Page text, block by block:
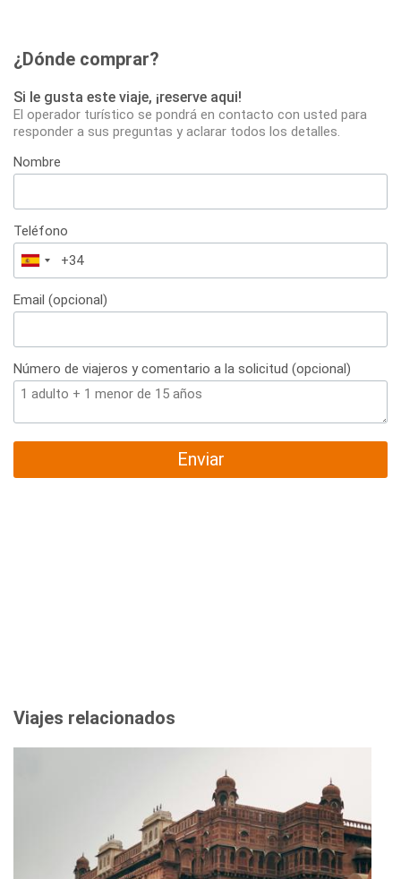
¿Dónde comprar?
Si le gusta este viaje, ¡reserve aqui!
El operador turístico se pondrá en contacto con usted para
responder a sus preguntas y aclarar todos los detalles.
Nombre
Teléfono
España
+34
Email (opcional)
Número de viajeros y comentario a la solicitud (opcional)
Enviar
Viajes relacionados